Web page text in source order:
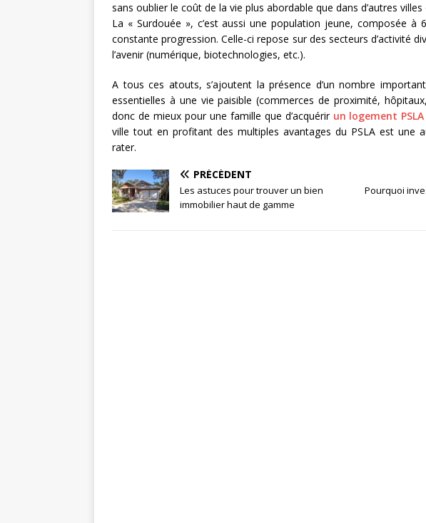
sans oublier le coût de la vie plus abordable que dans d’autres
La « Surdouée », c’est aussi une population jeune, composée à
constante progression. Celle-ci repose sur des secteurs d’activité
l’avenir (numérique, biotechnologies, etc.).
A tous ces atouts, s’ajoutent la présence d’un nombre
essentielles à une vie paisible (commerces de proximité,
donc de mieux pour une famille que d’acquérir un logement PSLA
ville tout en profitant des multiples avantages du PSLA est une
rater.
PRÉCÉDENT
Les astuces pour trouver un bien
immobilier haut de gamme
Pourquoi